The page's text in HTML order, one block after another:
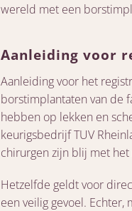
wereld met een
Aanleiding voor
Aanleiding voor het
borstimplantaten van de
hebben op lekken en
keurigsbedrijf TUV
chirurgen zijn blij met het
Hetzelfde geldt voor
een veilig gevoel.